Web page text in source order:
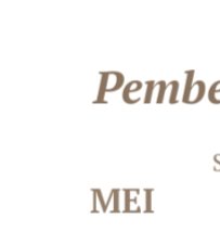
MEI